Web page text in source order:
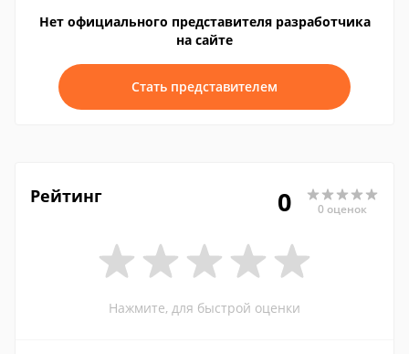
Нет официального представителя разработчика
на сайте
Стать представителем
Рейтинг 0 0 оценок
Нажмите, для быстрой оценки